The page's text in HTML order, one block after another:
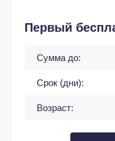
Первый
Сумма до:
Срок (дни):
Возраст: